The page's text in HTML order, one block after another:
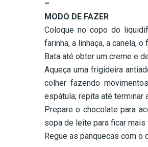
–
MODO DE FAZER
Coloque no copo do
farinha, a linhaça, a canela,
Bata até obter um creme e
Aqueça uma frigideira
colher fazendo
espátula; repita até terminar
Prepare o chocolate para
sopa de leite para ficar mais
Regue as panquecas com